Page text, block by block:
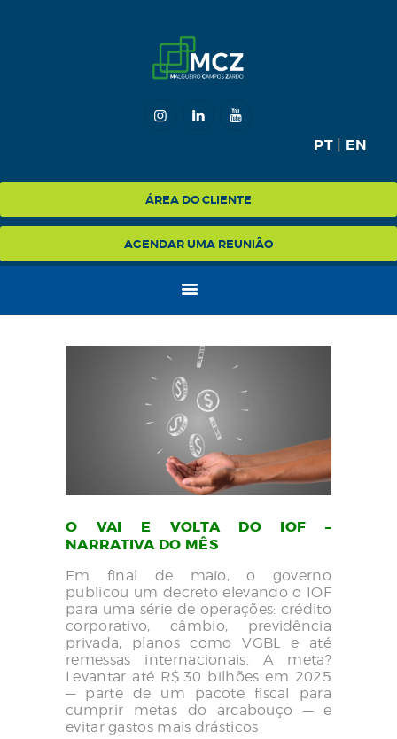
PT| EN
ÁREA DO CLIENTE
AGENDAR UMA REUNIÃO
NA MÍDIA
BLOG
CONTATO
O VAI E VOLTA DO IOF –
NARRATIVA DO MÊS
Em final de maio, o governo
publicou um decreto elevando o IOF
para uma série de operações: crédito
corporativo, câmbio, previdência
privada, planos como VGBL e até
remessas internacionais. A meta?
Levantar até R$ 30 bilhões em 2025
— parte de um pacote fiscal para
cumprir metas do arcabouço — e
evitar gastos mais drásticos